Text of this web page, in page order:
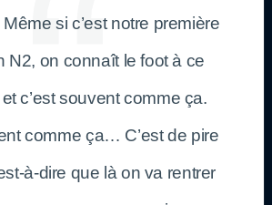
si c’est notre première
N2, on connaît le foot à ce
c’est souvent comme ça.
comme ça… C’est de pire
à-dire que là on va rentrer